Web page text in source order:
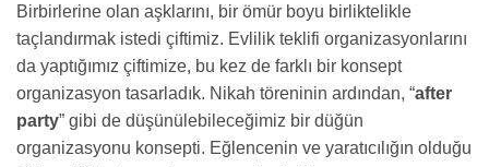
Birbirlerine olan aşklarını, bir ömür boyu birliktelikle
taçlandırmak istedi çiftimiz. Evlilik teklifi organizasyonlarını
da yaptığımız çiftimize, bu kez de farklı bir konsept
organizasyon tasarladık. Nikah töreninin ardından, “after
party” gibi de düşünülebileceğimiz bir düğün
organizasyonu konsepti. Eğlencenin ve yaratıcılığın olduğu